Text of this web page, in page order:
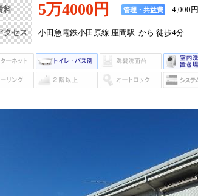
料 5万4000円 管理・共益費 4,000円
クセス 小田急電鉄小田原線 座間駅 から 徒歩4分